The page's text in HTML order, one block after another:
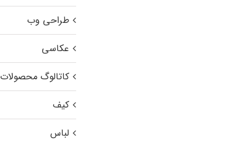
طراحی وب
عکاسی
کاتالوگ محصولات
کیف
لباس